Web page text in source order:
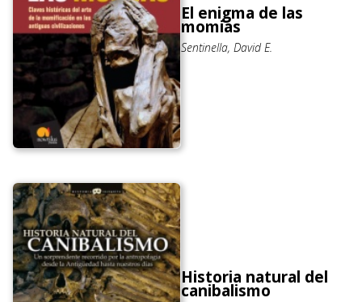
El enigma de las
momias
Sentinella, David E.
Historia natural del
canibalismo